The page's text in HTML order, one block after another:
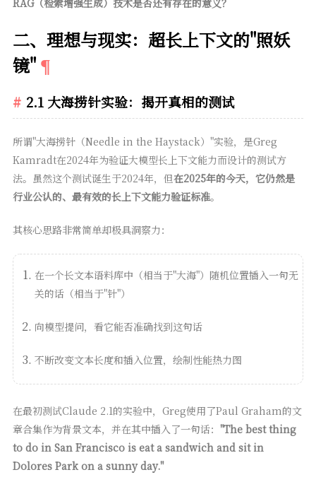
二、理想与现实：超长上下文的"照妖
镜"
2.1 大海捞针实验：揭开真相的测试
所谓"大海捞针（Needle in the Haystack）"实验，是Greg
Kamradt在2024年为验证大模型长上下文能力而设计的测试方
法。虽然这个测试诞生于2024年，但在2025年的今天，它仍然是
行业公认的、最有效的长上下文能力验证标准。
其核心思路非常简单却极具洞察力：
在一个长文本语料库中（相当于"大海"）随机位置插入一句无
关的话（相当于"针"）
向模型提问，看它能否准确找到这句话
不断改变文本长度和插入位置，绘制性能热力图
在最初测试Claude 2.1的实验中，Greg使用了Paul Graham的文
章合集作为背景文本，并在其中插入了一句话： "The best thing
to do in San Francisco is eat a sandwich and sit in
Dolores Park on a sunny day."